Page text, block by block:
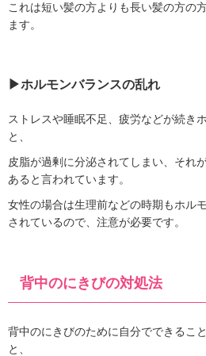
これは短い髪の方よりも長い髪の方の
ます。
▶︎ホルモンバランスの乱れ
ストレスや睡眠不足、疲労などが続き
と、
皮脂が過剰に分泌されてしまい、それ
あると言われています。
女性の場合は生理前などの時期もホル
されているので、注意が必要です。
背中のにきびの対処法
背中のにきびのために自分でできるこ
と、